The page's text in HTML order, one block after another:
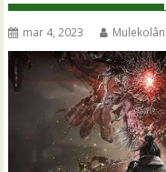
mar 4, 2023